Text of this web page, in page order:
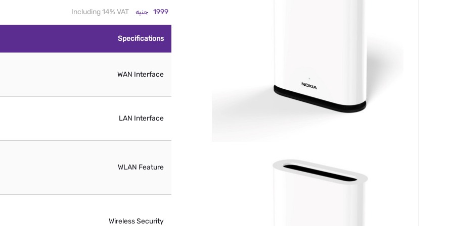
1999 جنيه Including 14% VAT
Specifications
WAN Interface
LAN Interface
WLAN Feature
Wireless Security